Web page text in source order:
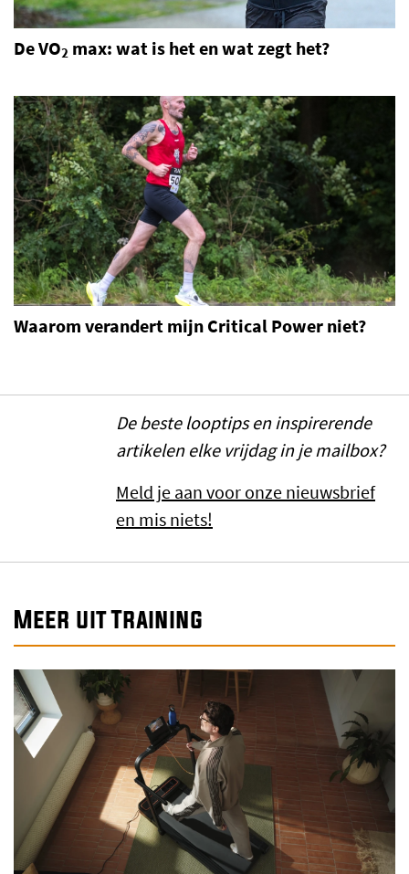
De VO2 max: wat is het en wat zegt het?
Waarom verandert mijn Critical Power niet?
De beste looptips en inspirerende
artikelen elke vrijdag in je mailbox?
Meld je aan voor onze nieuwsbrief
en mis niets!
Meer uit Training